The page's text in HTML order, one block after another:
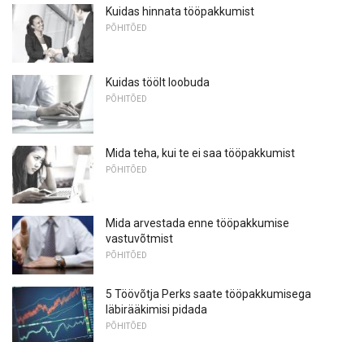
Kuidas hinnata tööpakkumist
PÕHITÕED
Kuidas töölt loobuda
PÕHITÕED
Mida teha, kui te ei saa tööpakkumist
PÕHITÕED
Mida arvestada enne tööpakkumise
vastuvõtmist
PÕHITÕED
5 Töövõtja Perks saate tööpakkumisega
läbirääkimisi pidada
PÕHITÕED